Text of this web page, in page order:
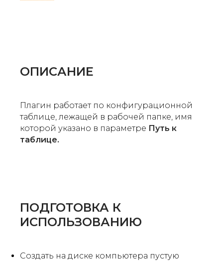
ОПИСАНИЕ
Плагин работает по конфигурационной
таблице, лежащей в рабочей папке, имя
которой указано в параметре Путь к
таблице.
ПОДГОТОВКА К
ИСПОЛЬЗОВАНИЮ
Создать на диске компьютера пустую